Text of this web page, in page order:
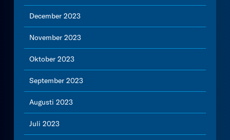
December 2023
November 2023
Oktober 2023
September 2023
Augusti 2023
Juli 2023